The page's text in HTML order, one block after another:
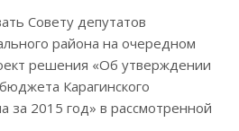
Совету депутатов
района на очередном
решения «Об утверждении
Карагинского
за 2015 год» в рассмотренной